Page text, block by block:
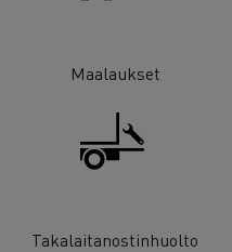
Maalaukset
Takalaitanostinhuolto